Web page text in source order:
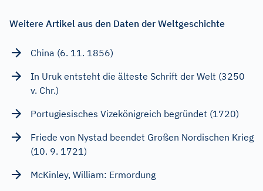
Weitere Artikel aus den Daten der Weltgeschichte
China (6. 11. 1856)
In Uruk entsteht die älteste Schrift der Welt (3250
v. Chr.)
Portugiesisches Vizekönigreich begründet (1720)
Friede von Nystad beendet Großen Nordischen Krieg
(10. 9. 1721)
McKinley, William: Ermordung